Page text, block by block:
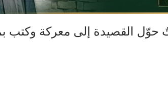
حوّل القصيدة إلى معركة وكتب